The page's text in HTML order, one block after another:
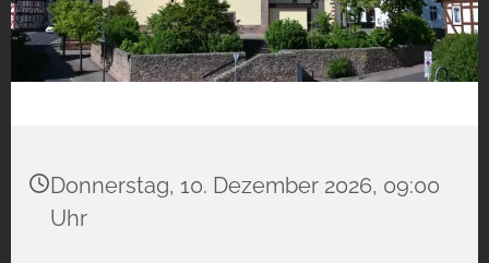
Donnerstag, 10. Dezember 2026, 09:00
Uhr